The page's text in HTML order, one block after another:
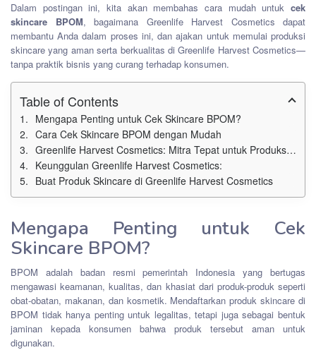
Dalam postingan ini, kita akan membahas cara mudah untuk cek
skincare BPOM, bagaimana Greenlife Harvest Cosmetics dapat
membantu Anda dalam proses ini, dan ajakan untuk memulai produksi
skincare yang aman serta berkualitas di Greenlife Harvest Cosmetics—
tanpa praktik bisnis yang curang terhadap konsumen.
Table of Contents
Mengapa Penting untuk Cek Skincare BPOM?
Cara Cek Skincare BPOM dengan Mudah
Greenlife Harvest Cosmetics: Mitra Tepat untuk Produksi Skincare yang Terdaftar di BPOM
Keunggulan Greenlife Harvest Cosmetics:
Buat Produk Skincare di Greenlife Harvest Cosmetics
Mengapa Penting untuk Cek
Skincare BPOM?
BPOM adalah badan resmi pemerintah Indonesia yang bertugas
mengawasi keamanan, kualitas, dan khasiat dari produk-produk seperti
obat-obatan, makanan, dan kosmetik. Mendaftarkan produk skincare di
BPOM tidak hanya penting untuk legalitas, tetapi juga sebagai bentuk
jaminan kepada konsumen bahwa produk tersebut aman untuk
digunakan.